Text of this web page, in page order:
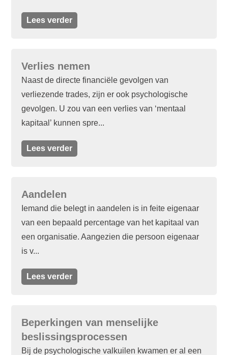
Lees verder
Verlies nemen
Naast de directe financiële gevolgen van
verliezende trades, zijn er ook psychologische
gevolgen. U zou van een verlies van ‘mentaal
kapitaal’ kunnen spre...
Lees verder
Aandelen
Iemand die belegt in aandelen is in feite eigenaar
van een bepaald percentage van het kapitaal van
een organisatie. Aangezien die persoon eigenaar
is v...
Lees verder
Beperkingen van menselijke
beslissingsprocessen
Bij de psychologische valkuilen kwamen er al een